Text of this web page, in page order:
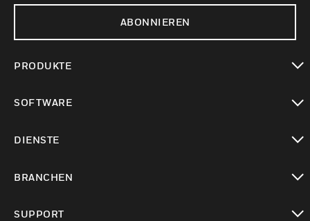
ABONNIEREN
PRODUKTE
SOFTWARE
DIENSTE
BRANCHEN
SUPPORT